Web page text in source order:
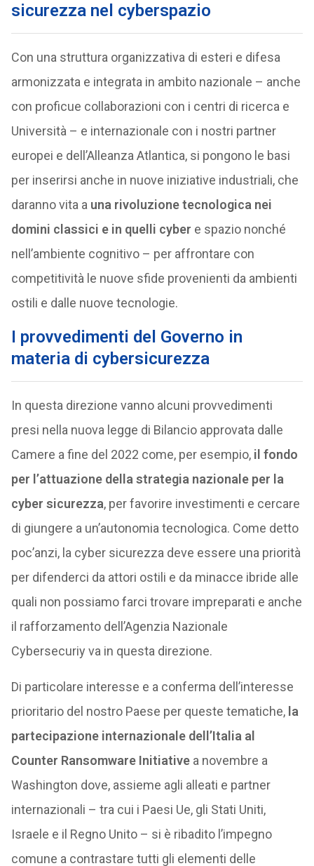
sicurezza nel cyberspazio
Con una struttura organizzativa di esteri e difesa
armonizzata e integrata in ambito nazionale – anche
con proficue collaborazioni con i centri di ricerca e
Università – e internazionale con i nostri partner
europei e dell’Alleanza Atlantica, si pongono le basi
per inserirsi anche in nuove iniziative industriali, che
daranno vita a una rivoluzione tecnologica nei
domini classici e in quelli cyber e spazio nonché
nell’ambiente cognitivo – per affrontare con
competitività le nuove sfide provenienti da ambienti
ostili e dalle nuove tecnologie.
I provvedimenti del Governo in
materia di cybersicurezza
In questa direzione vanno alcuni provvedimenti
presi nella nuova legge di Bilancio approvata dalle
Camere a fine del 2022 come, per esempio, il fondo
per l’attuazione della strategia nazionale per la
cyber sicurezza, per favorire investimenti e cercare
di giungere a un’autonomia tecnologica. Come detto
poc’anzi, la cyber sicurezza deve essere una priorità
per difenderci da attori ostili e da minacce ibride alle
quali non possiamo farci trovare impreparati e anche
il rafforzamento dell’Agenzia Nazionale
Cybersecuriy va in questa direzione.
Di particolare interesse e a conferma dell’interesse
prioritario del nostro Paese per queste tematiche, la
partecipazione internazionale dell’Italia al
Counter Ransomware Initiativea novembre a
Washington dove, assieme agli alleati e partner
internazionali – tra cui i Paesi Ue, gli Stati Uniti,
Israele e il Regno Unito – si è ribadito l’impegno
comune a contrastare tutti gli elementi delle